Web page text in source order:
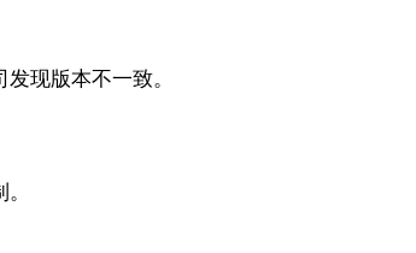
现版本不一致。